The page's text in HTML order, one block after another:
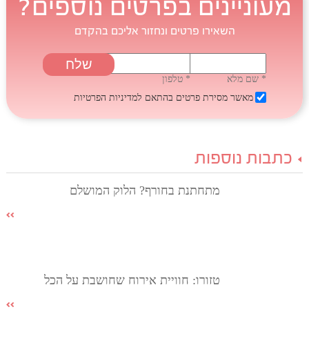
מעוניינים בפרטים נוספים?
השאירו פרטים ונחזור אליכם בהקדם
* שם מלא
* טלפון
מאשר מסירת פרטים בהתאם למדיניות הפרטיות
כתבות נוספות
מתחתנת בחורף? הלוק המושלם
טזורו: חוויית אירוח שחושבת על הכל